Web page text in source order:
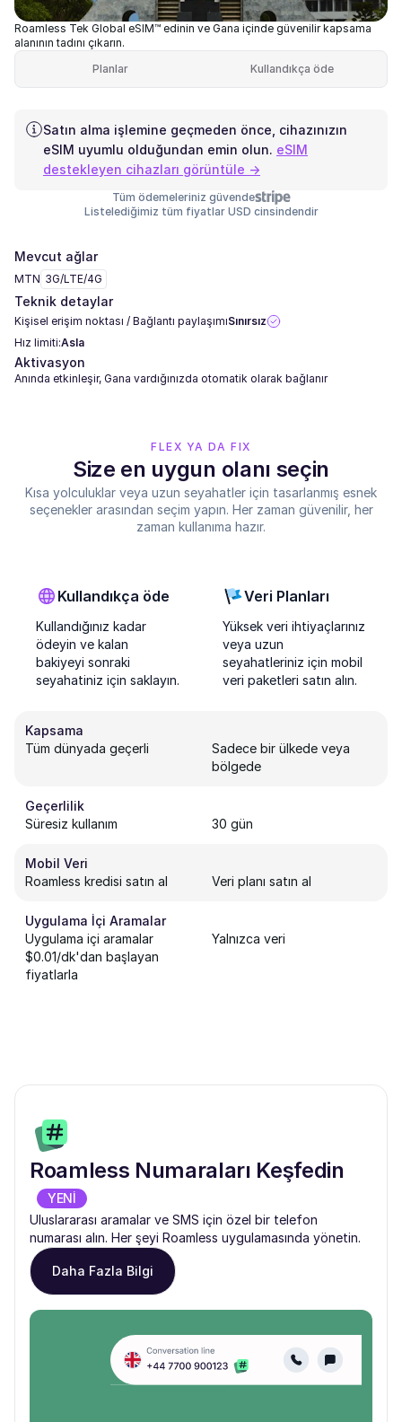
Roamless Tek Global eSIM™ edinin ve Gana içinde güvenilir kapsama
alanının tadını çıkarın.
Planlar
Kullandıkça öde
Satın alma işlemine geçmeden önce, cihazınızın
eSIM uyumlu olduğundan emin olun. eSIM
destekleyen cihazları görüntüle →
Tüm ödemeleriniz güvende
Listelediğimiz tüm fiyatlar USD cinsindendir
Mevcut ağlar
MTN 3G/LTE/4G
Teknik detaylar
Kişisel erişim noktası / Bağlantı paylaşımıSınırsız
Hız limiti:Asla
Aktivasyon
Anında etkinleşir, Gana vardığınızda otomatik olarak bağlanır
FLEX YA DA FIX
Size en uygun olanı seçin
Kısa yolculuklar veya uzun seyahatler için tasarlanmış esnek
seçenekler arasından seçim yapın. Her zaman güvenilir, her
zaman kullanıma hazır.
Kullandıkça öde
Kullandığınız kadar
ödeyin ve kalan
bakiyeyi sonraki
seyahatiniz için saklayın.
Veri Planları
Yüksek veri ihtiyaçlarınız
veya uzun
seyahatleriniz için mobil
veri paketleri satın alın.
Kapsama
Tüm dünyada geçerli
Sadece bir ülkede veya
bölgede
Geçerlilik
Süresiz kullanım
30 gün
Mobil Veri
Roamless kredisi satın al
Veri planı satın al
Uygulama İçi Aramalar
Uygulama içi aramalar
$0.01/dk'dan başlayan
fiyatlarla
Yalnızca veri
Roamless Numaraları Keşfedin
YENİ
Uluslararası aramalar ve SMS için özel bir telefon
numarası alın. Her şeyi Roamless uygulamasında yönetin.
Daha Fazla Bilgi